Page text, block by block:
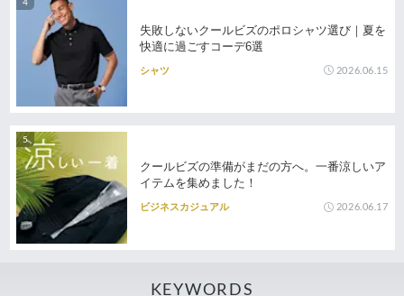
失敗しないクールビズのポロシャツ選び｜夏を
快適に過ごすコーデ6選
シャツ 2026.06.15
クールビズの準備がまだの方へ。一番涼しいア
イテムを集めました！
ビジネスカジュアル 2026.06.17
KEYWORDS